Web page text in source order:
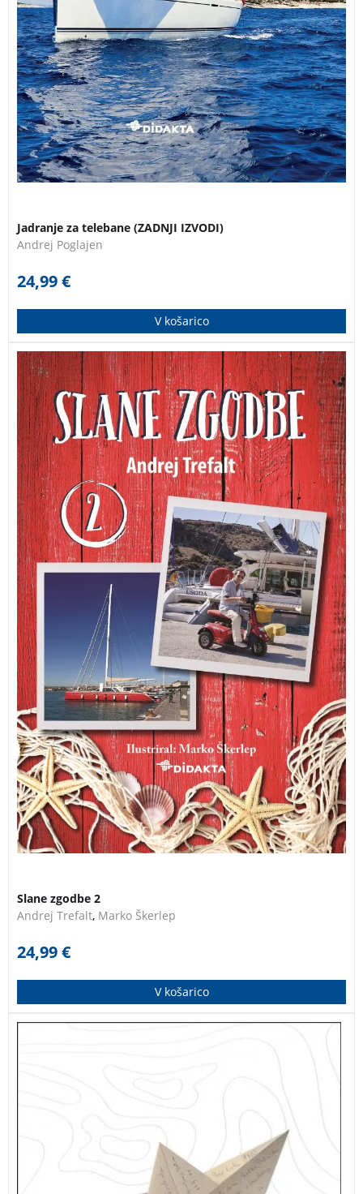
Jadranje za telebane (ZADNJI IZVODI)
Andrej Poglajen
24,99€
V košarico
Andrej Trefalt nas z drugo zbirko Slanih zgodb spet
vzame s seboj na morje in nam pokaže, da distrofija za
kaj takega ni prevelika ovira! Od Jadrana do Tunizije in
od Gibraltarja do Cipra je s svojimi barkami v več kot
štiridesetih letih prekrižaril Sredozemlje po dolgem in
počez.
Slane zgodbe 2
Andrej Trefalt, Marko Škerlep
24,99€
V košarico